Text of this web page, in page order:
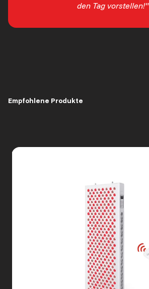
den Tag vorstellen!“
Empfohlene Produkte